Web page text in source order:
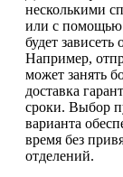
несколькими
или с помощью
будет зависеть
Например,
может занять
доставка
сроки. Выбор
варианта
время без
отделений.